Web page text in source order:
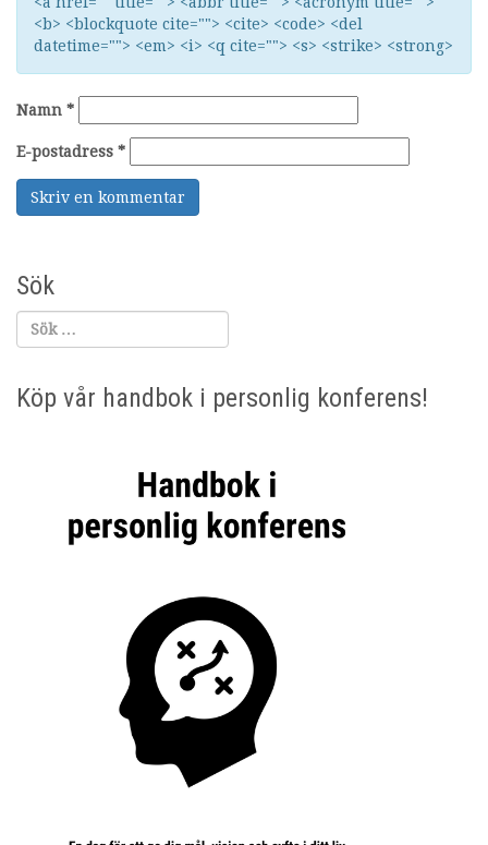
<b> <blockquote cite=""> <cite> <code> <del
datetime=""> <em> <i> <q cite=""> <s> <strike> <strong>
Namn *
E-postadress *
Sök
Köp vår handbok i personlig konferens!